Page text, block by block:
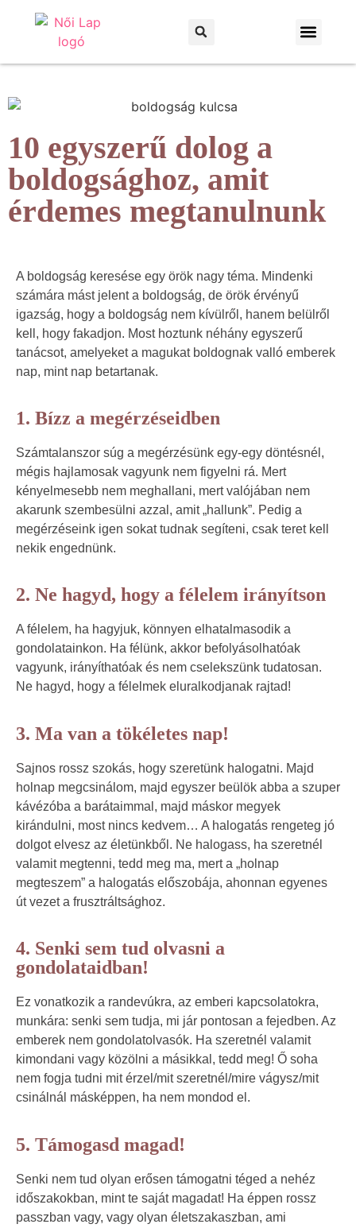
10 egyszerű dolog a
boldogsághoz, amit
érdemes megtanulnunk
A boldogság keresése egy örök nagy téma. Mindenki
számára mást jelent a boldogság, de örök érvényű
igazság, hogy a boldogság nem kívülről, hanem belülről
kell, hogy fakadjon. Most hoztunk néhány egyszerű
tanácsot, amelyeket a magukat boldognak valló emberek
nap, mint nap betartanak.
1. Bízz a megérzéseidben
Számtalanszor súg a megérzésünk egy-egy döntésnél,
mégis hajlamosak vagyunk nem figyelni rá. Mert
kényelmesebb nem meghallani, mert valójában nem
akarunk szembesülni azzal, amit „hallunk”. Pedig a
megérzéseink igen sokat tudnak segíteni, csak teret kell
nekik engednünk.
2. Ne hagyd, hogy a félelem irányítson
A félelem, ha hagyjuk, könnyen elhatalmasodik a
gondolatainkon. Ha félünk, akkor befolyásolhatóak
vagyunk, irányíthatóak és nem cselekszünk tudatosan.
Ne hagyd, hogy a félelmek eluralkodjanak rajtad!
3. Ma van a tökéletes nap!
Sajnos rossz szokás, hogy szeretünk halogatni. Majd
holnap megcsinálom, majd egyszer beülök abba a szuper
kávézóba a barátaimmal, majd máskor megyek
kirándulni, most nincs kedvem… A halogatás rengeteg jó
dolgot elvesz az életünkből. Ne halogass, ha szeretnél
valamit megtenni, tedd meg ma, mert a „holnap
megteszem” a halogatás előszobája, ahonnan egyenes
út vezet a frusztráltsághoz.
4. Senki sem tud olvasni a
gondolataidban!
Ez vonatkozik a randevúkra, az emberi kapcsolatokra,
munkára: senki sem tudja, mi jár pontosan a fejedben. Az
emberek nem gondolatolvasók. Ha szeretnél valamit
kimondani vagy közölni a másikkal, tedd meg! Ő soha
nem fogja tudni mit érzel/mit szeretnél/mire vágysz/mit
csinálnál másképpen, ha nem mondod el.
5. Támogasd magad!
Senki nem tud olyan erősen támogatni téged a nehéz
időszakokban, mint te saját magadat! Ha éppen rossz
passzban vagy, vagy olyan életszakaszban, ami